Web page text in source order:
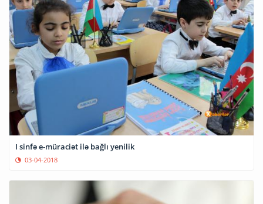
I sinfə e-müraciət ilə bağlı yenilik
03-04-2018